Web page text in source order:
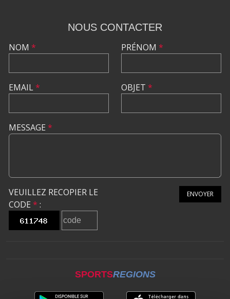
NOUS CONTACTER
NOM *
EMAIL*
PRÉNOM *
OBJET *
MESSAGE *
VEUILLEZ RECOPIER LE
CODE * :
ENVOYER
SPORTSREGIONS